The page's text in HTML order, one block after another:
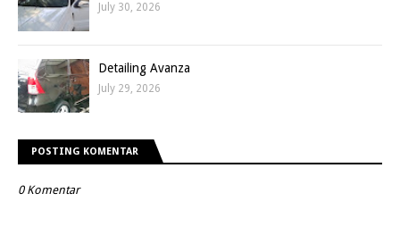
July 30, 2026
Detailing Avanza
July 29, 2026
POSTING KOMENTAR
0 Komentar